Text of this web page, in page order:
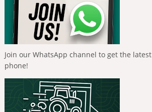
Join our WhatsApp channel to get the
phone!